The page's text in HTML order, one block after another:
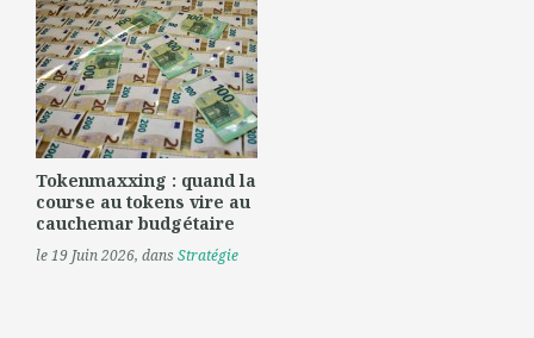
Tokenmaxxing : quand la
course au tokens vire au
cauchemar budgétaire
le 19 Juin 2026, dansStratégie